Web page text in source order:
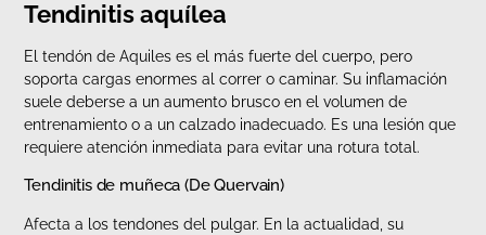
Tendinitis aquílea
El tendón de Aquiles es el más fuerte del cuerpo, pero
soporta cargas enormes al correr o caminar. Su inflamación
suele deberse a un aumento brusco en el volumen de
entrenamiento o a un calzado inadecuado. Es una lesión que
requiere atención inmediata para evitar una rotura total.
Tendinitis de muñeca (De Quervain)
Afecta a los tendones del pulgar. En la actualidad, su